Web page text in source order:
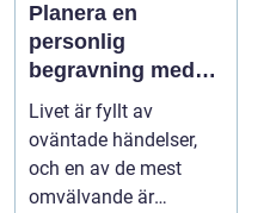
Planera en
personlig
begravning med
hjälp av en
begravningsbyrå
Livet är fyllt av
oväntade händelser,
och en av de mest
omvälvande är